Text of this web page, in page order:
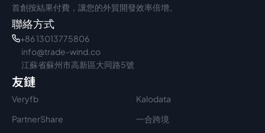
首創按結果付費，讓您的外貿開發效率倍增。
聯絡方式
+86 13013775806
info@trade-wind.co
江蘇省蘇州市高新區大同路5號
友鏈
Veryfb
Kalodata
PartnerShare
一合跨境